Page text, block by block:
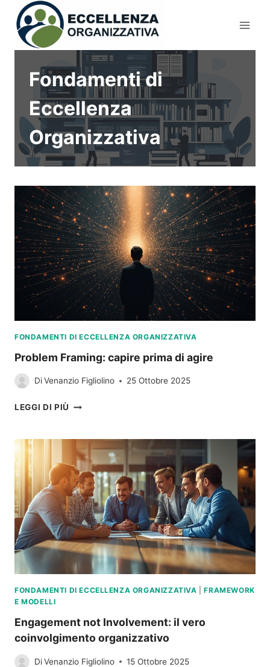
Salta
contenuto
Fondamenti di
Eccellenza
Organizzativa
FONDAMENTI DI ECCELLENZA ORGANIZZATIVA
Problem Framing: capire prima di agire
DiVenanzio Figliolino 25 Ottobre 2025
LEGGI DI PIÙ PROBLEM
PRIMA
DI
AGIRE
FONDAMENTI DI ECCELLENZA ORGANIZZATIVA |FRAMEWORK
E MODELLI
Engagement not Involvement: il vero
coinvolgimento organizzativo
DiVenanzio Figliolino 15 Ottobre 2025